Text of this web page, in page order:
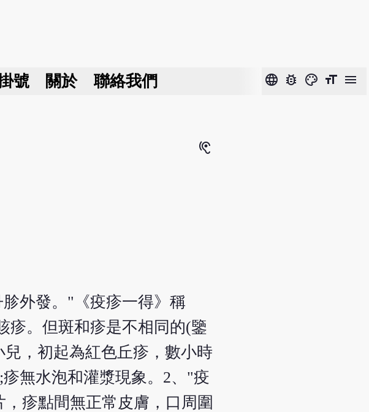
號 關於 聯絡我們 language bug_report color_lens format_size menu
hearing
外發。"《疫疹一得》稱
疹。但斑和疹是不相同的(鑒
，初起為紅色丘疹，數小時
無水泡和灌漿現象。2、"疫
疹點間無正常皮膚，口周圍